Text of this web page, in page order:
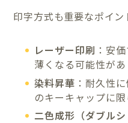
印字方式も重要なポイン
レーザー印刷 ：安
薄くなる可能性があ
染料昇華 ：耐久性
のキーキャップに限
二色成形（ダブルシ